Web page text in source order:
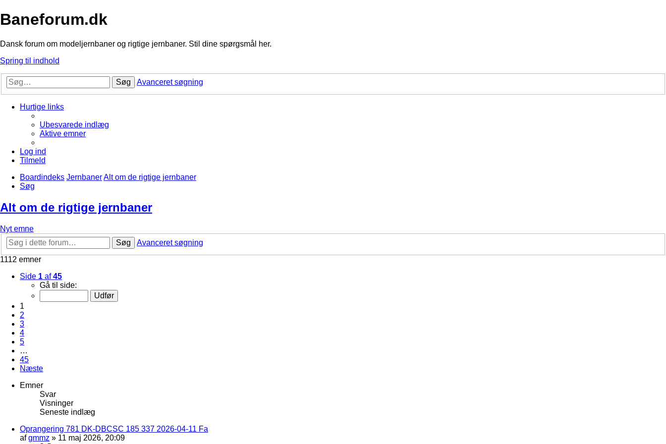
Baneforum.dk
Dansk forum om modeljernbaner og rigtige jernbaner. Stil dine spørgsmål her.
Spring til indhold
Søg Avanceret søgning
Hurtige links
Ubesvarede indlæg
Aktive emner
Log ind
Tilmeld
Boardindeks JernbanerAlt om de rigtige jernbaner
Søg
Alt om de rigtige jernbaner
Nyt emne
Søg
Avanceret søgning
1112 emner
Side 1 af45
Gå til side:
1
2
3
4
5
…
45
Næste
Emner
Svar
Visninger
Seneste indlæg
Oprangering 781 DK-DBCSC 185 337 2026-04-11 Fa
afgmmz » 11 maj 2026, 20:09